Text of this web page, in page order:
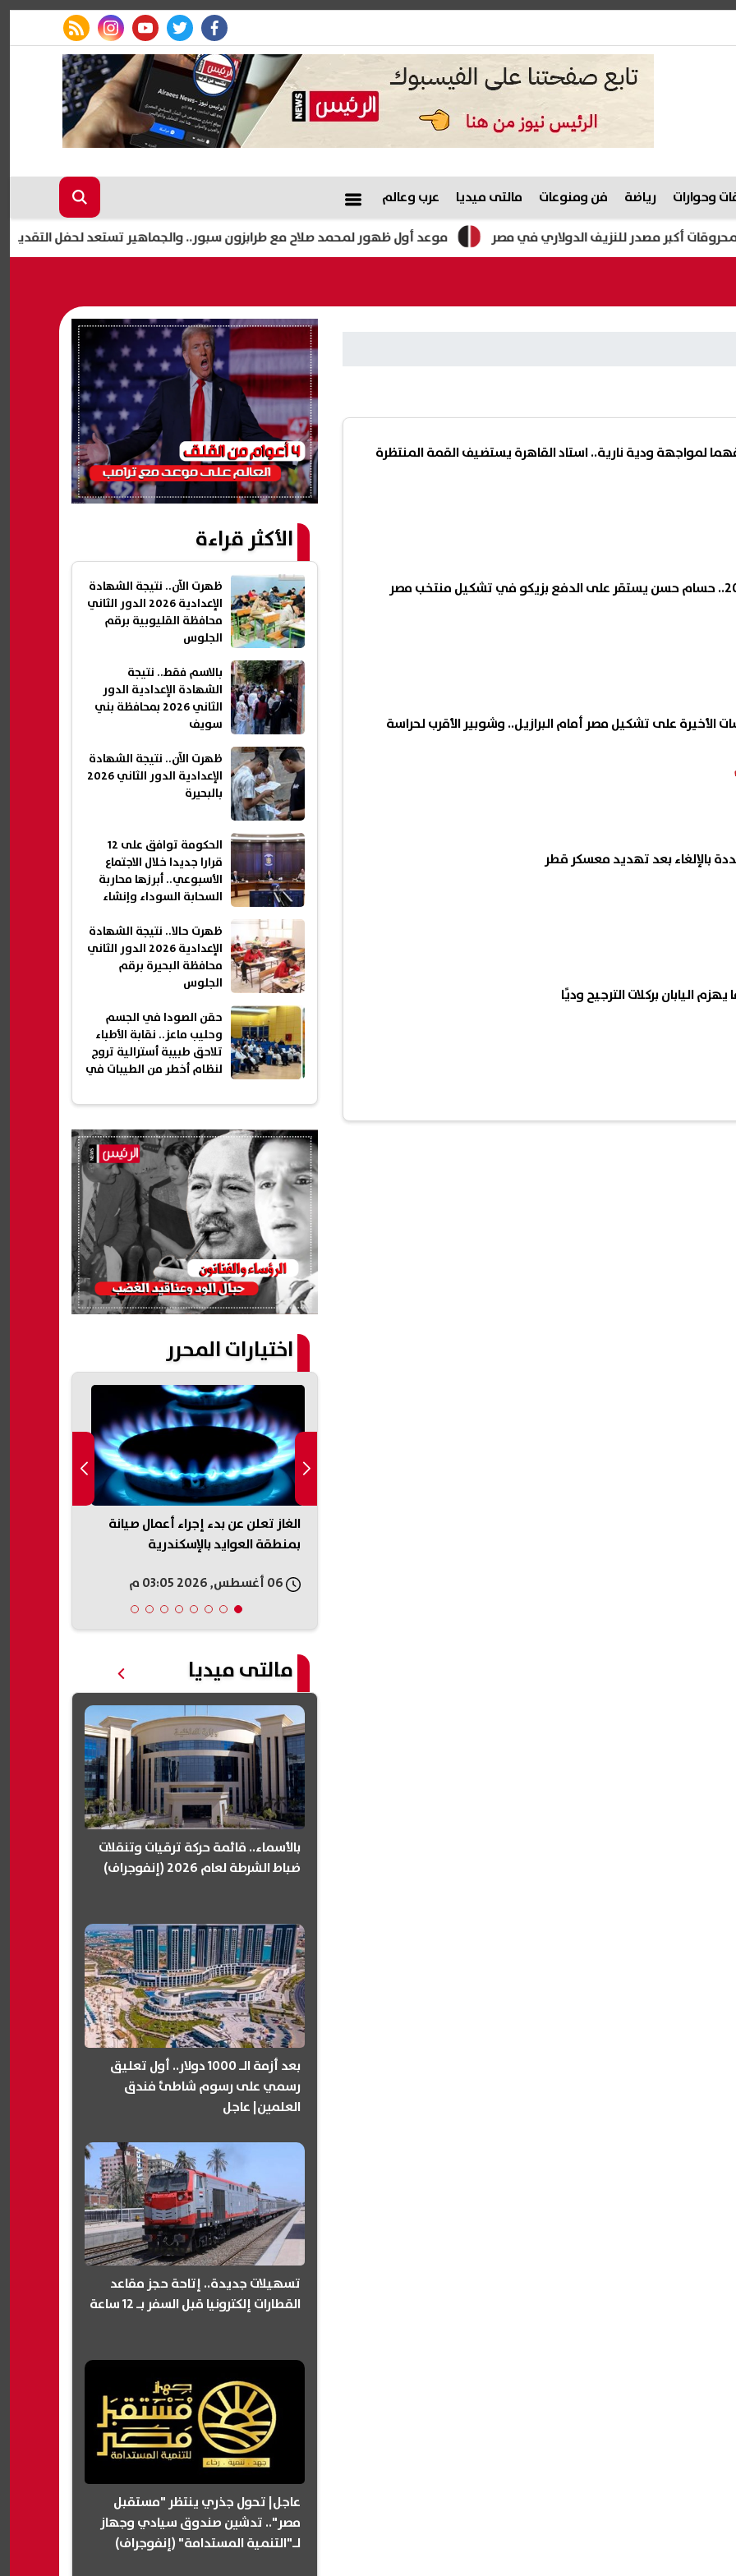
facebook
twitter
youtube
instagram
rss feed
وحوارات رياضة فن ومنوعات مالتى ميديا عرب وعالم
موعد أول ظهور لمحمد صلاح مع طرابزون سبور.. والجماهير تستعد لحفل التقديم أكبر مصدر للنزيف الدولاري في مصر
لمواجهة ودية نارية.. استاد القاهرة يستضيف القمة المنتظرة
استعدادًا لمونديال 2026.. حسام حسن يستقر على الدفع بزيكو في تشكيل منتخب مصر
على تشكيل مصر أمام البرازيل.. وشوبير الأقرب لحراسة
بالإلغاء بعد تهديد معسكر قطر
الأكثر قراءة
ظهرت الآن.. نتيجة الشهادة
الإعدادية 2026 الدور الثاني
محافظة القليوبية برقم
الجلوس
بالاسم فقط.. نتيجة
الشهادة الإعدادية الدور
الثاني 2026 بمحافظة بني
سويف
ظهرت الآن.. نتيجة الشهادة
الإعدادية الدور الثاني 2026
بالبحيرة
الحكومة توافق على 12
قرارا جديدا خلال الاجتماع
الأسبوعي.. أبرزها محاربة
السحابة السوداء وإنشاء
ظهرت حالا.. نتيجة الشهادة
الإعدادية 2026 الدور الثاني
محافظة البحيرة برقم
الجلوس
حقن الصودا في الجسم
وحليب ماعز.. نقابة الأطباء
تلاحق طبيبة أسترالية تروج
لنظام أخطر من الطيبات في
اختيارات المحرر
الغاز تعلن عن بدء إجراء أعمال صيانة
بمنطقة العوايد بالإسكندرية
مالتى ميديا
بالأسماء.. قائمة حركة ترقيات وتنقلات
ضباط الشرطة لعام 2026 (إنفوجراف)
بعد أزمة الـ 1000 دولار.. أول تعليق
رسمي على رسوم شاطئ فندق
العلمين| عاجل
تسهيلات جديدة.. إتاحة حجز مقاعد
القطارات إلكترونيا قبل السفر بـ 12 ساعة
عاجل| تحول جذري ينتظر "مستقبل
مصر".. تدشين صندوق سيادي وجهاز
لـ"التنمية المستدامة" (إنفوجراف)